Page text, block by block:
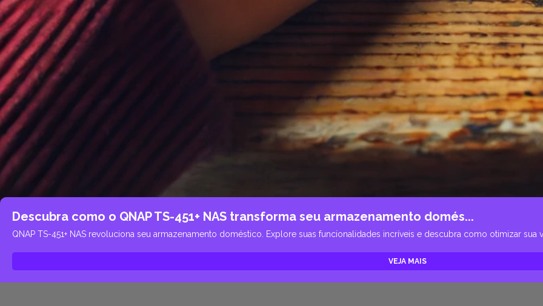
Descubra como o QNAP TS-451+ NAS transforma seu armazenamento domés...
QNAP TS-451+ NAS revoluciona seu armazenamento doméstico. Explore suas funcionalidades incríveis e descubra como otimizar sua
VEJA MAIS